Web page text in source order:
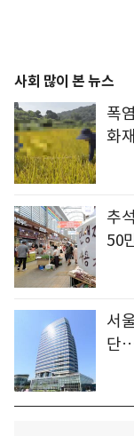
사회 많이 본 뉴스
폭
화
추
50
서
단